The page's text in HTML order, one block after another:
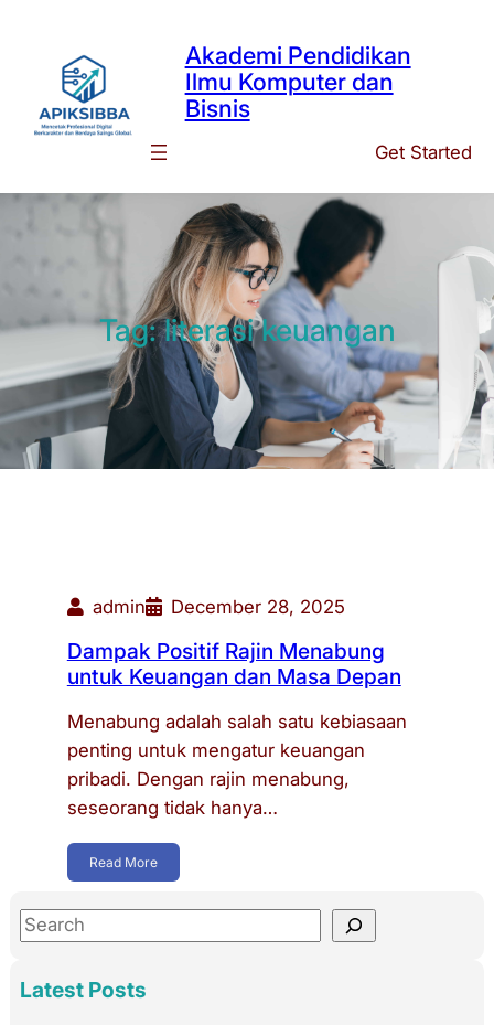
content
Akademi Pendidikan
Ilmu Komputer dan
Bisnis
Get Started
Tag:literasi keuangan
admin December 28, 2025
Dampak Positif Rajin Menabung
untuk Keuangan dan Masa Depan
Menabung adalah salah satu kebiasaan
penting untuk mengatur keuangan
pribadi. Dengan rajin menabung,
seseorang tidak hanya…
Read More
S
aLatest Posts